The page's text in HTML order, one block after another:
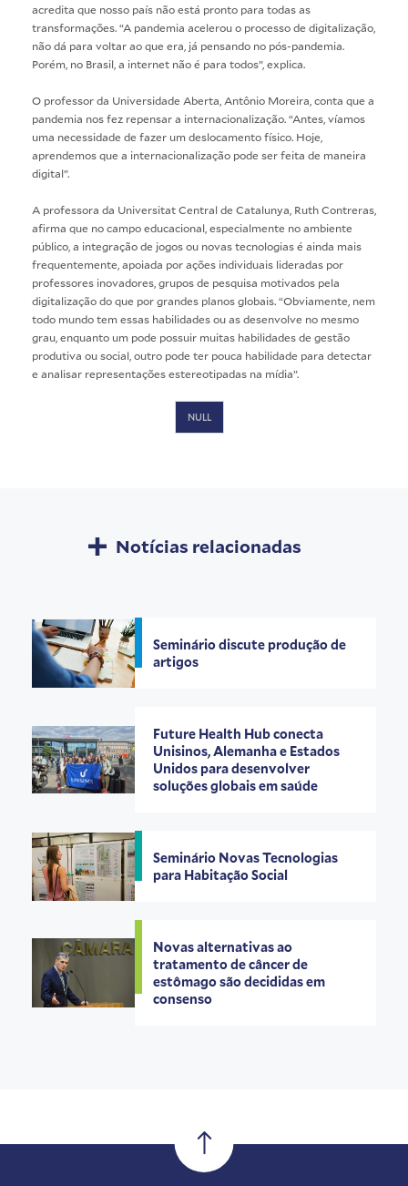
acredita que nosso país não está pronto para todas as
transformações. “A pandemia acelerou o processo de digitalização,
não dá para voltar ao que era, já pensando no pós-pandemia.
Porém, no Brasil, a internet não é para todos”, explica.
O professor da Universidade Aberta, Antônio Moreira, conta que a
pandemia nos fez repensar a internacionalização. “Antes, víamos
uma necessidade de fazer um deslocamento físico. Hoje,
aprendemos que a internacionalização pode ser feita de maneira
digital”.
A professora da Universitat Central de Catalunya, Ruth Contreras,
afirma que no campo educacional, especialmente no ambiente
público, a integração de jogos ou novas tecnologias é ainda mais
frequentemente, apoiada por ações individuais lideradas por
professores inovadores, grupos de pesquisa motivados pela
digitalização do que por grandes planos globais. “Obviamente, nem
todo mundo tem essas habilidades ou as desenvolve no mesmo
grau, enquanto um pode possuir muitas habilidades de gestão
produtiva ou social, outro pode ter pouca habilidade para detectar
e analisar representações estereotipadas na mídia”.
NULL
Notícias relacionadas
Seminário discute produção de
artigos
Future Health Hub conecta
Unisinos, Alemanha e Estados
Unidos para desenvolver
soluções globais em saúde
Seminário Novas Tecnologias
para Habitação Social
Novas alternativas ao
tratamento de câncer de
estômago são decididas em
consenso